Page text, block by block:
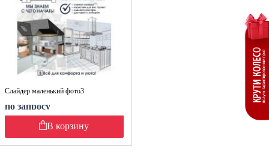
Слайдер маленький фото3
по запросу
В корзину